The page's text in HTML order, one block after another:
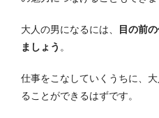
大人の男になるには、
目の前
ましょう 。
仕事をこなしていくうちに、
ることができるはずです。